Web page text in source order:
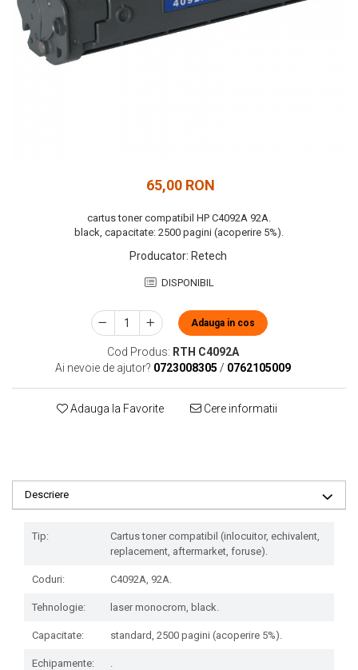
65,00 RON
cartus toner compatibil HP C4092A 92A.
black, capacitate: 2500 pagini (acoperire 5%).
Producator: Retech
DISPONIBIL
Adauga in cos
Cod Produs: RTH C4092A
Ai nevoie de ajutor? 0723008305 / 0762105009
Adauga la Favorite Cere informatii
Descriere
Tip:
Cartus toner compatibil (inlocuitor, echivalent,
replacement, aftermarket, foruse).
Coduri: C4092A, 92A.
Tehnologie: laser monocrom, black.
Capacitate: standard, 2500 pagini (acoperire 5%).
Echipamente: .